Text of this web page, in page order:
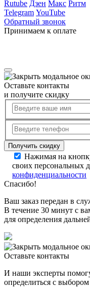
Rutube Дзен Макс Ритм
Telegram YouTube
Обратный звонок
Принимаем к оплате
Оставьте контакты
и получите скидку
Нажимая на
своих персональных
конфиденциальности
Спасибо!
Ваш заказ передан в
В течение 30 минут с
для определения
Оставьте контакты
И наши эксперты
определиться с выбором